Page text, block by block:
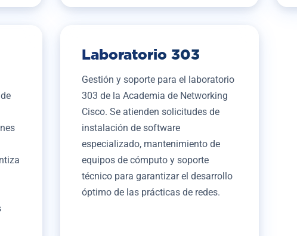
Laboratorio 303
Gestión y soporte para el laboratorio
303 de la Academia de Networking
Cisco. Se atienden solicitudes de
instalación de software
especializado, mantenimiento de
equipos de cómputo y soporte
técnico para garantizar el desarrollo
óptimo de las prácticas de redes.